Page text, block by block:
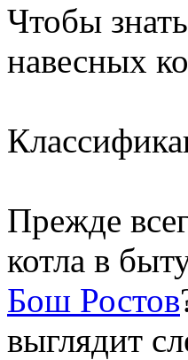
Чтобы
навесных
Прежде
котла в
Бош Ростов
выглядит